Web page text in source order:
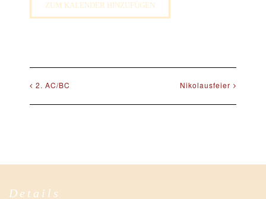
ZUM KALENDER HINZUFÜGEN
2. AC/BC Nikolausfeier
Details